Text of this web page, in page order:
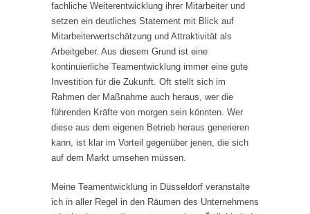
fachliche Weiterentwicklung ihrer Mitarbeiter und
setzen ein deutliches Statement mit Blick auf
Mitarbeiterwertschätzung und Attraktivität als
Arbeitgeber. Aus diesem Grund ist eine
kontinuierliche Teamentwicklung immer eine gute
Investition für die Zukunft. Oft stellt sich im
Rahmen der Maßnahme auch heraus, wer die
führenden Kräfte von morgen sein könnten. Wer
diese aus dem eigenen Betrieb heraus generieren
kann, ist klar im Vorteil gegenüber jenen, die sich
auf dem Markt umsehen müssen.
Meine Teamentwicklung in Düsseldorf veranstalte
ich in aller Regel in den Räumen des Unternehmens